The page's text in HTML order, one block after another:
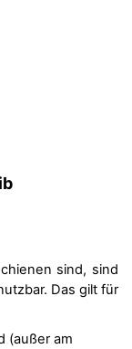
sind, sind
Das gilt für
(außer am